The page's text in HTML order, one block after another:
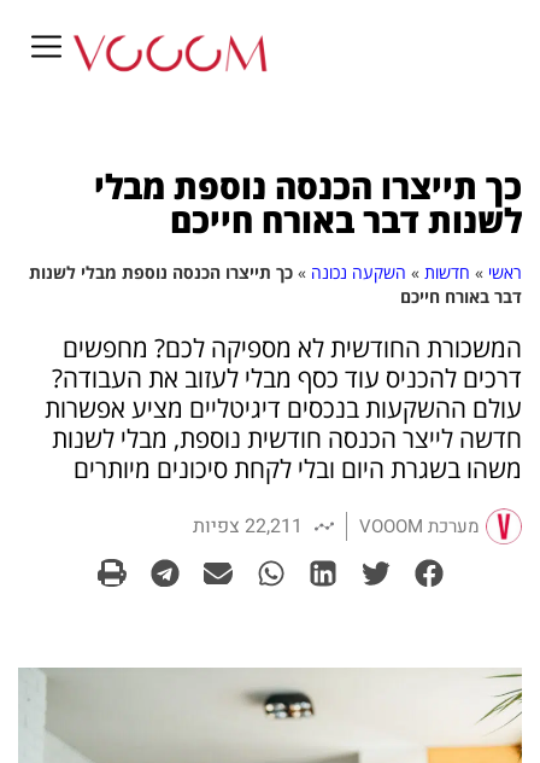
כך תייצרו הכנסה נוספת מבלי
לשנות דבר באורח חייכם
ראשי » חדשות » השקעה נכונה » כך תייצרו הכנסה נוספת מבלי לשנות
דבר באורח חייכם
המשכורת החודשית לא מספיקה לכם? מחפשים
דרכים להכניס עוד כסף מבלי לעזוב את העבודה?
עולם ההשקעות בנכסים דיגיטליים מציע אפשרות
חדשה לייצר הכנסה חודשית נוספת, מבלי לשנות
משהו בשגרת היום ובלי לקחת סיכונים מיותרים
מערכת VOOOM 22,211 צפיות